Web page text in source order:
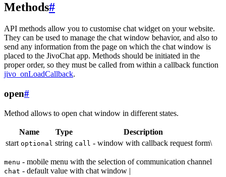
Methods#
API methods allow you to customise chat widget on your website.
They can be used to manage the chat window behavior, and also to
send any information from the page on which the chat window is
placed to the JivoChat app. Methods should be initiated in the
proper order, so they must be called from within a callback function
jivo_onLoadCallback.
open#
Method allows to open chat window in different states.
Name Type
Description
start optional string call - window with callback request form\
menu - mobile menu with the selection of communication channel
chat - default value with chat window |